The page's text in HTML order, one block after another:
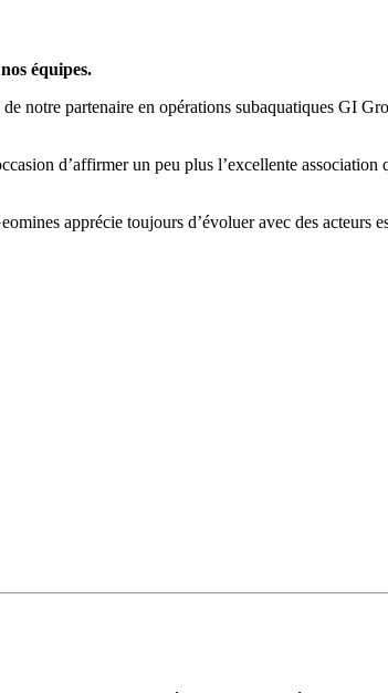
équipes.
notre partenaire en opérations subaquatiques GI
d’affirmer un peu plus l’excellente
apprécie toujours d’évoluer avec des acteurs